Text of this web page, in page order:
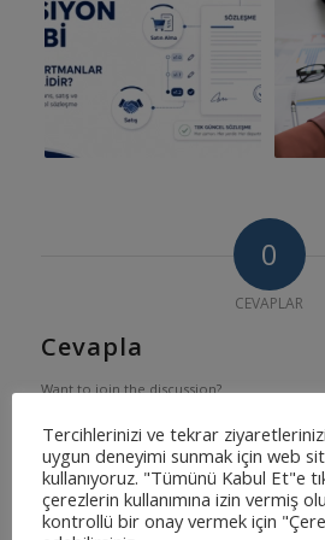
0
CEVAPLAR
Cevapla
Want to join the discussion?
Ad*
Tercihlerinizi ve tekrar
uygun deneyimi sunmak için web
kullanıyoruz. "Tümünü Kabul Et"e
çerezlerin kullanımına izin vermiş
kontrollü bir onay vermek için